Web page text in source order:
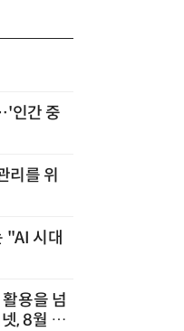
인간 중
리를 위
"AI 시대
용을 넘
, 8월 실